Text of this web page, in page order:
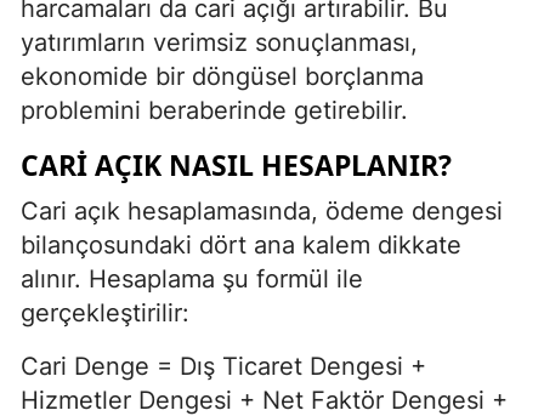
harcamaları da cari açığı artırabilir. Bu
yatırımların verimsiz sonuçlanması,
ekonomide bir döngüsel borçlanma
problemini beraberinde getirebilir.
CARI AÇIK NASIL HESAPLANIR?
Cari açık hesaplamasında, ödeme dengesi
bilançosundaki dört ana kalem dikkate
alınır. Hesaplama şu formül ile
gerçekleştirilir:
Cari Denge = Dış Ticaret Dengesi +
Hizmetler Dengesi + Net Faktör Dengesi +